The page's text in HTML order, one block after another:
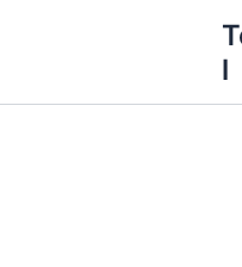
inhoud
l